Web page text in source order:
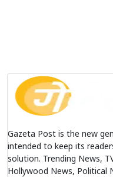
Gazeta Post is the new
intended to keep its
solution. Trending News,
Hollywood News, Political